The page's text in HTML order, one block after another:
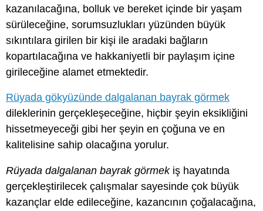
kazanılacağına, bolluk ve bereket içinde bir yaşam
sürüleceğine, sorumsuzlukları yüzünden büyük
sıkıntılara girilen bir kişi ile aradaki bağların
kopartılacağına ve hakkaniyetli bir paylaşım içine
girileceğine alamet etmektedir.
Rüyada gökyüzünde dalgalanan bayrak görmek
dileklerinin gerçekleşeceğine, hiçbir şeyin eksikliğini
hissetmeyeceği gibi her şeyin en çoğuna ve en
kalitelisine sahip olacağına yorulur.
Rüyada dalgalanan bayrak görmekiş hayatında
gerçekleştirilecek çalışmalar sayesinde çok büyük
kazançlar elde edileceğine, kazancının çoğalacağına,